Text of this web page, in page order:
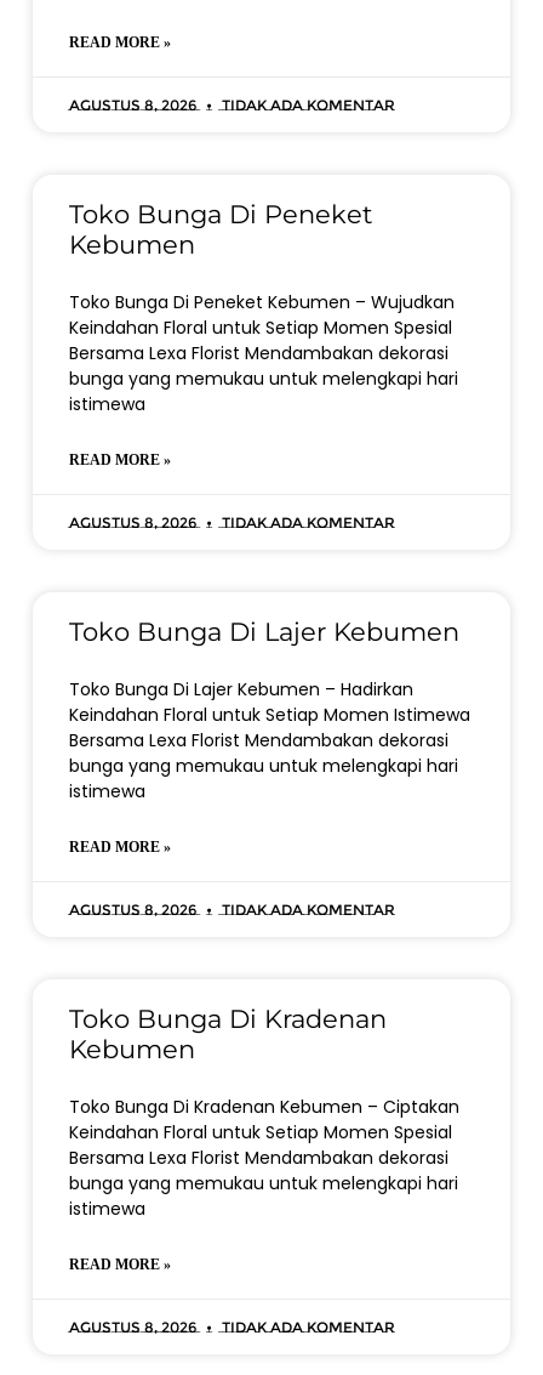
READ MORE »
Agustus 8, 2026 Tidak ada komentar
Toko Bunga Di Peneket
Kebumen
Toko Bunga Di Peneket Kebumen – Wujudkan
Keindahan Floral untuk Setiap Momen Spesial
Bersama Lexa Florist Mendambakan dekorasi
bunga yang memukau untuk melengkapi hari
istimewa
READ MORE »
Agustus 8, 2026 Tidak ada komentar
Toko Bunga Di Lajer Kebumen
Toko Bunga Di Lajer Kebumen – Hadirkan
Keindahan Floral untuk Setiap Momen Istimewa
Bersama Lexa Florist Mendambakan dekorasi
bunga yang memukau untuk melengkapi hari
istimewa
READ MORE »
Agustus 8, 2026 Tidak ada komentar
Toko Bunga Di Kradenan
Kebumen
Toko Bunga Di Kradenan Kebumen – Ciptakan
Keindahan Floral untuk Setiap Momen Spesial
Bersama Lexa Florist Mendambakan dekorasi
bunga yang memukau untuk melengkapi hari
istimewa
READ MORE »
Agustus 8, 2026 Tidak ada komentar